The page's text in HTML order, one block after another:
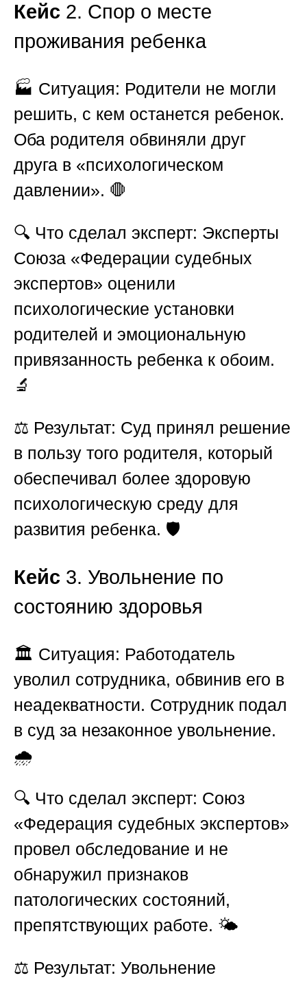
Кейс 2. Спор о месте
проживания ребенка
🏭 Ситуация: Родители не могли
решить, с кем останется ребенок.
Оба родителя обвиняли друг
друга в «психологическом
давлении». 🛑
🔍 Что сделал эксперт: Эксперты
Союза «Федерации судебных
экспертов» оценили
психологические установки
родителей и эмоциональную
привязанность ребенка к обоим.
🔬
⚖️ Результат: Суд принял решение
в пользу того родителя, который
обеспечивал более здоровую
психологическую среду для
развития ребенка. 🛡️
Кейс 3. Увольнение по
состоянию здоровья
🏛️ Ситуация: Работодатель
уволил сотрудника, обвинив его в
неадекватности. Сотрудник подал
в суд за незаконное увольнение.
🌧️
🔍 Что сделал эксперт: Союз
«Федерация судебных экспертов»
провел обследование и не
обнаружил признаков
патологических состояний,
препятствующих работе. 🌤️
⚖️ Результат: Увольнение